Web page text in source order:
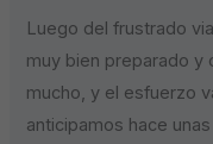
Luego del frustrado
muy bien preparado y
mucho, y el esfuerzo
anticipamos hace